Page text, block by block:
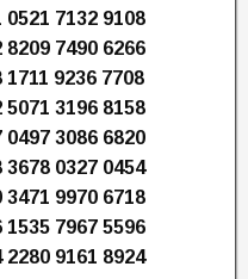
0521 7132 9108
8209 7490 6266
1711 9236 7708
5071 3196 8158
0497 3086 6820
3678 0327 0454
3471 9970 6718
1535 7967 5596
2280 9161 8924